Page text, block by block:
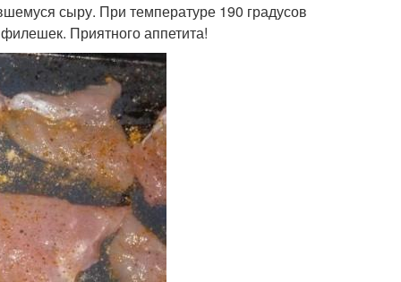
сыру. При температуре 190 градусов
Приятного аппетита!